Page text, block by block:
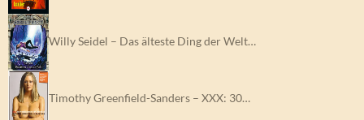
Willy Seidel – Das älteste Ding der Welt…
Timothy Greenfield-Sanders – XXX: 30…